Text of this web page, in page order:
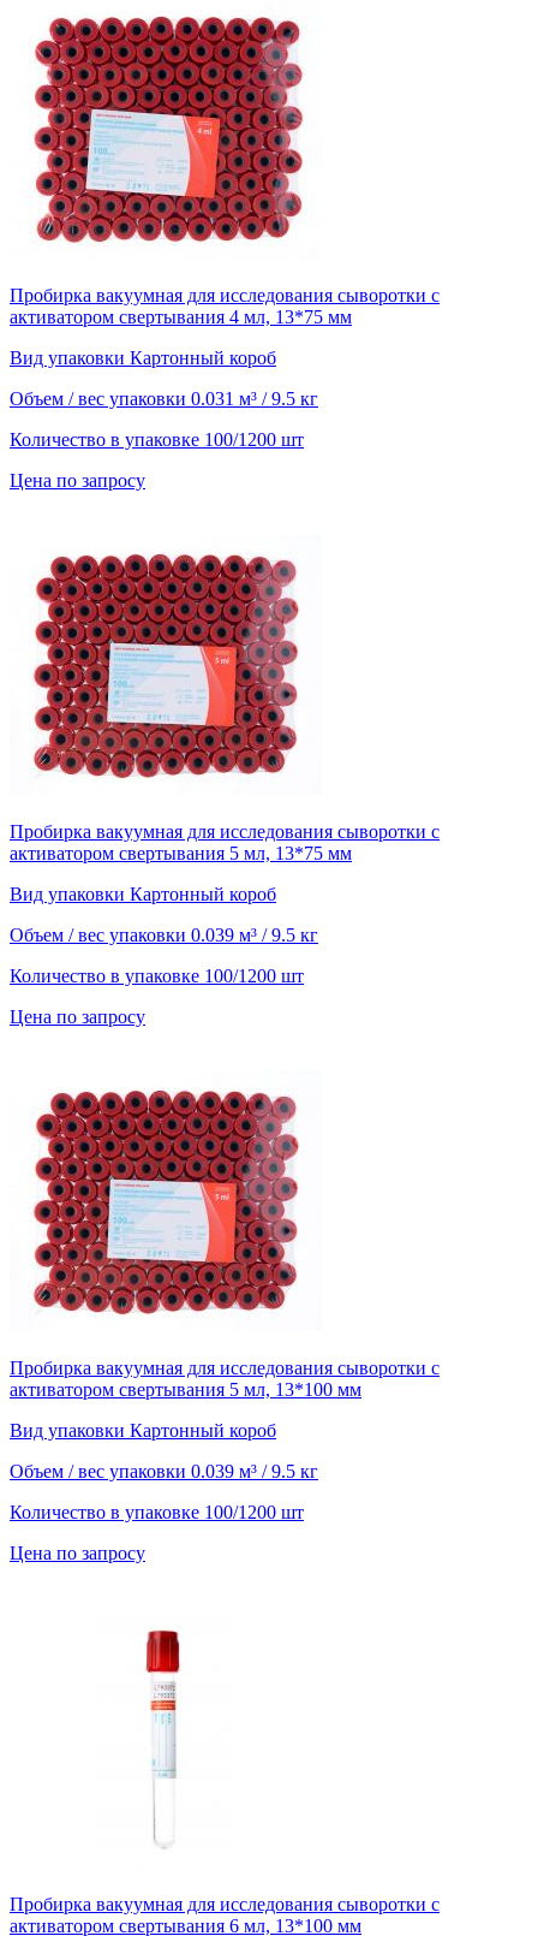
Пробирка вакуумная для исследования сыворотки с
активатором свертывания 4 мл, 13*75 мм
Вид упаковки Картонный короб
Объем / вес упаковки 0.031 м³ / 9.5 кг
Количество в упаковке 100/1200 шт
Цена по запросу
Пробирка вакуумная для исследования сыворотки с
активатором свертывания 5 мл, 13*75 мм
Вид упаковки Картонный короб
Объем / вес упаковки 0.039 м³ / 9.5 кг
Количество в упаковке 100/1200 шт
Цена по запросу
Пробирка вакуумная для исследования сыворотки с
активатором свертывания 5 мл, 13*100 мм
Вид упаковки Картонный короб
Объем / вес упаковки 0.039 м³ / 9.5 кг
Количество в упаковке 100/1200 шт
Цена по запросу
Пробирка вакуумная для исследования сыворотки с
активатором свертывания 6 мл, 13*100 мм